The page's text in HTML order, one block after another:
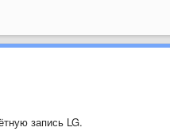
запись LG.